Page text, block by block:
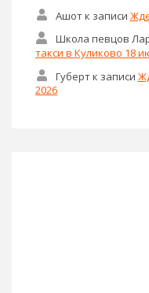
Ашотк записи
Школа певцов
такси в Куликово 18
Губертк записи
2026